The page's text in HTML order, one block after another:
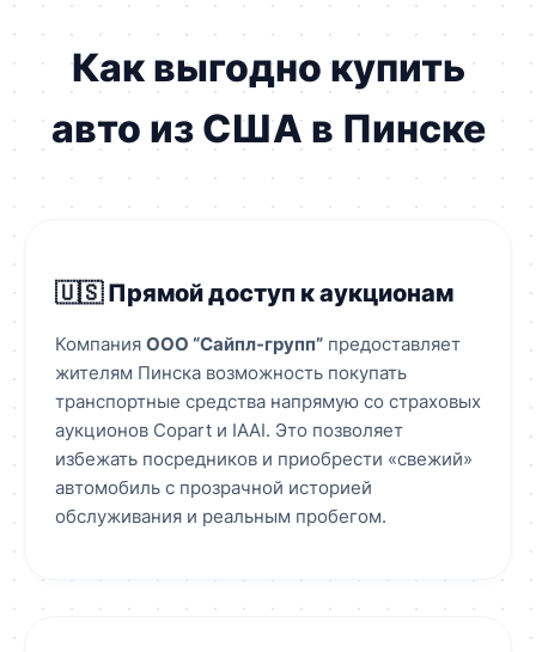
Как выгодно купить
авто из США в Пинске
🇺🇸 Прямой доступ к аукционам
Компания ООО “Сайпл-групп” предоставляет
жителям Пинска возможность покупать
транспортные средства напрямую со страховых
аукционов Copart и IAAI. Это позволяет
избежать посредников и приобрести «свежий»
автомобиль с прозрачной историей
обслуживания и реальным пробегом.